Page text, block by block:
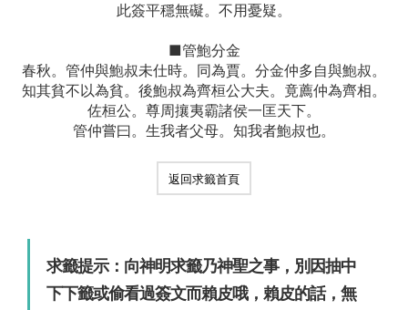
此簽平穩無礙。不用憂疑。
■管鮑分金
春秋。管仲與鮑叔未仕時。同為賈。分金仲多自與鮑叔。
知其貧不以為貧。後鮑叔為齊桓公大夫。竟薦仲為齊相。
佐桓公。尊周攘夷霸諸侯一匡天下。
管仲嘗曰。生我者父母。知我者鮑叔也。
返回求籤首頁
求籤提示：向神明求籤乃神聖之事，別因抽中
下下籤或偷看過簽文而賴皮哦，賴皮的話，無